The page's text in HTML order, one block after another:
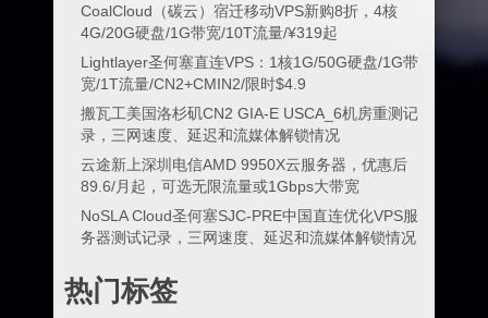
CoalCloud（碳云）宿迁移动VPS新购8折，4核
4G/20G硬盘/1G带宽/10T流量/¥319起
Lightlayer圣何塞直连VPS：1核1G/50G硬盘/1G带
宽/1T流量/CN2+CMIN2/限时$4.9
搬瓦工美国洛杉矶CN2 GIA-E USCA_6机房重测记
录，三网速度、延迟和流媒体解锁情况
云途新上深圳电信AMD 9950X云服务器，优惠后
89.6/月起，可选无限流量或1Gbps大带宽
NoSLA Cloud圣何塞SJC-PRE中国直连优化VPS服
务器测试记录，三网速度、延迟和流媒体解锁情况
热门标签